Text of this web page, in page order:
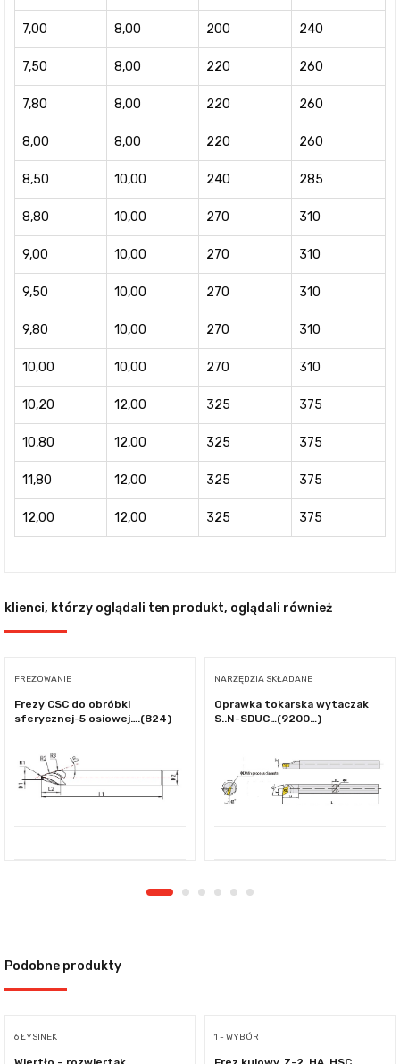
7,00 8,00 200 240
7,50 8,00 220 260
7,80 8,00 220 260
8,00 8,00 220 260
8,50 10,00 240 285
8,80 10,00 270 310
9,00 10,00 270 310
9,50 10,00 270 310
9,80 10,00 270 310
10,00 10,00 270 310
10,20 12,00 325 375
10,80 12,00 325 375
11,80 12,00 325 375
12,00 12,00 325 375
klienci, którzy oglądali ten produkt, oglądali również
FREZOWANIE
Frezy CSC do obróbki
sferycznej-5 osiowej….(824)
NARZĘDZIA SKŁADANE
Oprawka tokarska wytaczak
S..N-SDUC…(9200…)
Podobne produkty
6 ŁYSINEK 1 - WYBÓR